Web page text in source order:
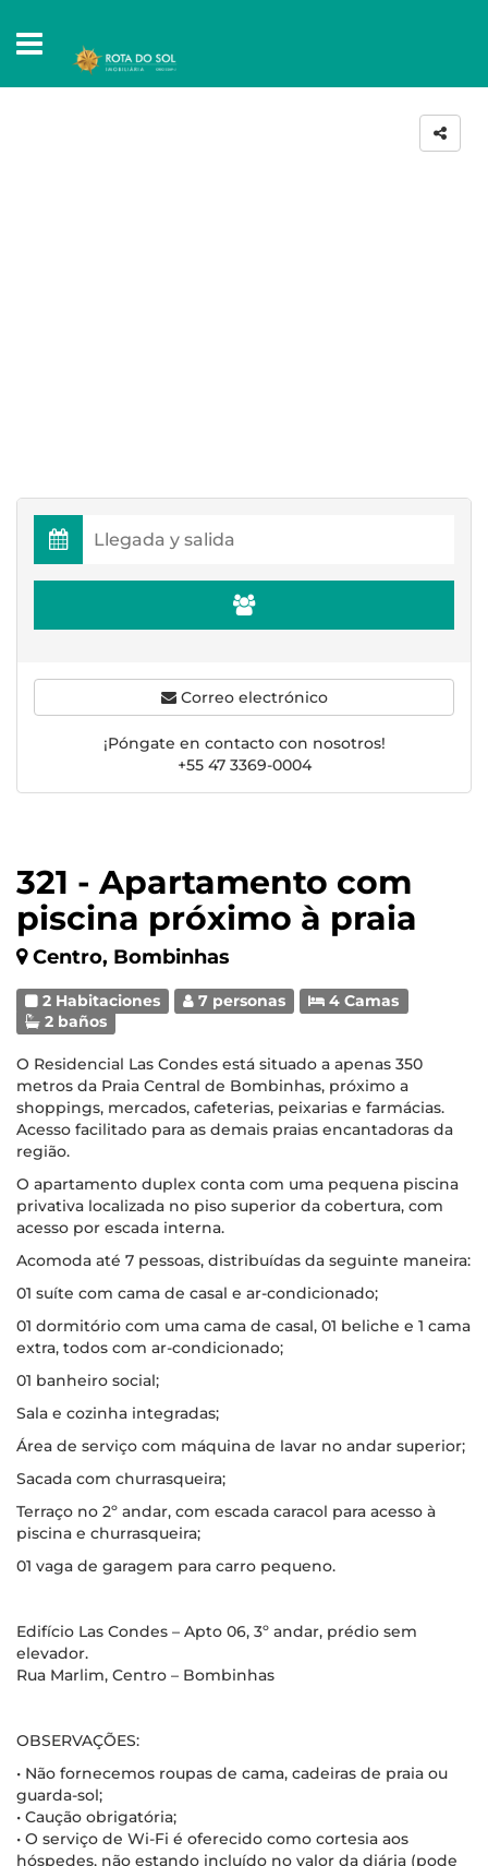
321 - Apartamento com
piscina próximo à praia
Centro, Bombinhas
2 Habitaciones 7 personas
4 Camas
2 baños
O Residencial Las Condes está situado a apenas 350
metros da Praia Central de Bombinhas, próximo a
shoppings, mercados, cafeterias, peixarias e farmácias.
Acesso facilitado para as demais praias encantadoras da
região.
O apartamento duplex conta com uma pequena piscina
privativa localizada no piso superior da cobertura, com
acesso por escada interna.
Acomoda até 7 pessoas, distribuídas da seguinte maneira:
01 suíte com cama de casal e ar-condicionado;
01 dormitório com uma cama de casal, 01 beliche e 1 cama
extra, todos com ar-condicionado;
01 banheiro social;
Sala e cozinha integradas;
Área de serviço com máquina de lavar no andar superior;
Sacada com churrasqueira;
Terraço no 2º andar, com escada caracol para acesso à
piscina e churrasqueira;
01 vaga de garagem para carro pequeno.
Edifício Las Condes – Apto 06, 3º andar, prédio sem
elevador.
Rua Marlim, Centro – Bombinhas
OBSERVAÇÕES:
• Não fornecemos roupas de cama, cadeiras de praia ou
guarda-sol;
• Caução obrigatória;
• O serviço de Wi-Fi é oferecido como cortesia aos
hóspedes, não estando incluído no valor da diária (pode
Correo electrónico
¡Póngate en contacto con nosotros!
+55 47 3369-0004